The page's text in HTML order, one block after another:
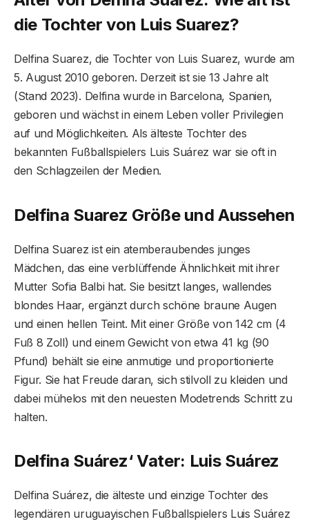
die Tochter von Luis Suarez?
Delfina Suarez, die Tochter von Luis Suarez, wurde am
5. August 2010 geboren. Derzeit ist sie 13 Jahre alt
(Stand 2023). Delfina wurde in Barcelona, ​​Spanien,
geboren und wächst in einem Leben voller Privilegien
auf und Möglichkeiten. Als älteste Tochter des
bekannten Fußballspielers Luis Suárez war sie oft in
den Schlagzeilen der Medien.
Delfina Suarez Größe und Aussehen
Delfina Suarez ist ein atemberaubendes junges
Mädchen, das eine verblüffende Ähnlichkeit mit ihrer
Mutter Sofia Balbi hat. Sie besitzt langes, wallendes
blondes Haar, ergänzt durch schöne braune Augen
und einen hellen Teint. Mit einer Größe von 142 cm (4
Fuß 8 Zoll) und einem Gewicht von etwa 41 kg (90
Pfund) behält sie eine anmutige und proportionierte
Figur. Sie hat Freude daran, sich stilvoll zu kleiden und
dabei mühelos mit den neuesten Modetrends Schritt zu
halten.
Delfina Suárez‘ Vater: Luis Suárez
Delfina Suárez, die älteste und einzige Tochter des
legendären uruguayischen Fußballspielers Luis Suárez